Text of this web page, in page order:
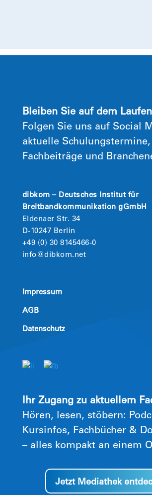
Bleiben Sie auf dem
Folgen Sie uns auf Social
aktuelle Schulungstermine,
Fachbeiträge und
dibkom – Deutsches Institut für
Breitbandkommunikation gGmbH
Eldenaer Str. 34
D-10247 Berlin
+49 (0) 30 8145466-0
info@dibkom.net
Impressum
AGB
Datenschutz
Ihr Zugang zu aktuellem
Hören, lesen, stöbern:
Kursinfos, Fachbücher &
– alles kompakt an einem
Jetzt Mediathek